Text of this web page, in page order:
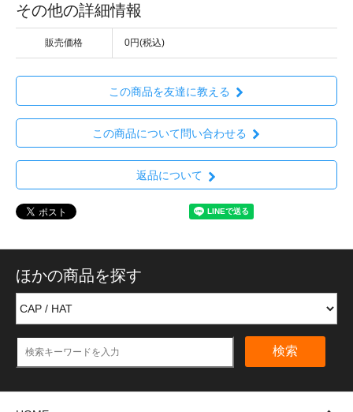
その他の詳細情報
販売価格 0円(税込)
この商品を友達に教える
この商品について問い合わせる
返品について
ほかの商品を探す
検索